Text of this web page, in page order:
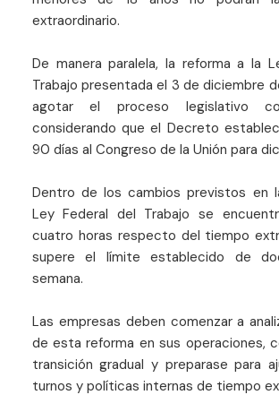
extraordinario.
De manera paralela, la reforma a la
Trabajo presentada el 3 de diciembre
agotar el proceso legislativo
considerando que el Decreto
90 días al Congreso de la Unión para
Dentro de los cambios previstos en
Ley Federal del Trabajo se
cuatro horas respecto del tiempo
supere el límite establecido de
semana.
Las empresas deben comenzar a
de esta reforma en sus operaciones,
transición gradual y preparase para
turnos y políticas internas de tiempo